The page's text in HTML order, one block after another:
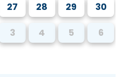
27 28 29 30
3 4 5 6